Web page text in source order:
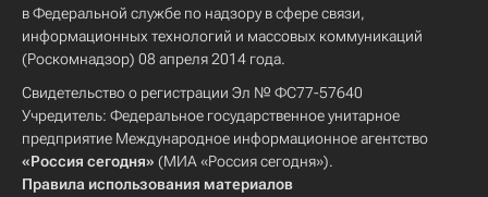
в Федеральной службе по надзору в сфере связи,
информационных технологий и массовых коммуникаций
(Роскомнадзор) 08 апреля 2014 года.
Свидетельство о регистрации Эл № ФС77-57640
Учредитель: Федеральное государственное унитарное
предприятие Международное информационное агентство
«Россия сегодня» (МИА «Россия сегодня»).
Правила использования материалов